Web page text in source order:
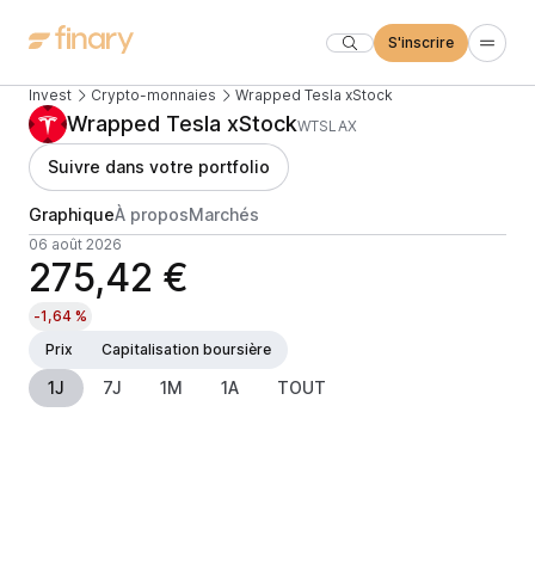
S'inscrire
Invest Crypto-monnaies Wrapped Tesla xStock
Wrapped Tesla xStockWTSLAX
Suivre dans votre portfolio
GraphiqueÀ proposMarchés
06 août 2026
275,42 €
-1,64 %
Prix
Capitalisation boursière
1J 7J 1M 1A TOUT